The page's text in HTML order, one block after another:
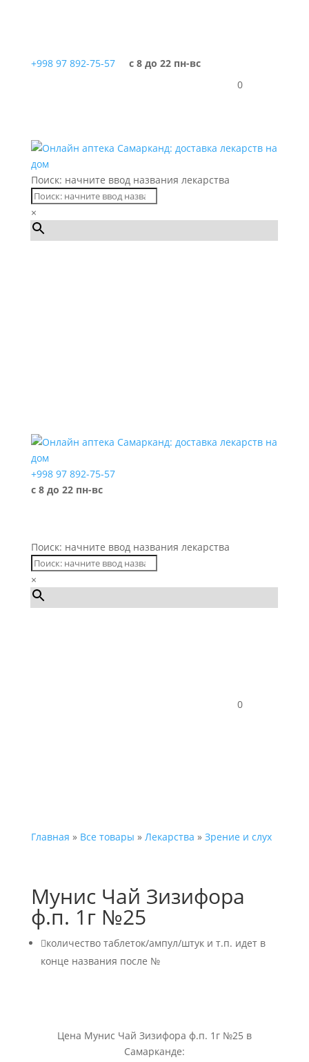
+998 97 892-75-57
с 8 до 22 пн-вс
0
Поиск: начните ввод названия лекарства
×
+998 97 892-75-57
с 8 до 22 пн-вс
Поиск: начните ввод названия лекарства
×
0
Главная » Все товары » Лекарства » Зрение и слух
Мунис Чай Зизифора
ф.п. 1г №25
количество таблеток/ампул/штук и т.п. идет в
конце названия после №
Цена Мунис Чай Зизифора ф.п. 1г №25 в
Самарканде: